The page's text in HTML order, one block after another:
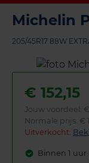
Michelin
205/45R17 88W
€ 152,15
Jouw voordeel:
Normale prijs: €
Uitverkocht:
Binnen 1